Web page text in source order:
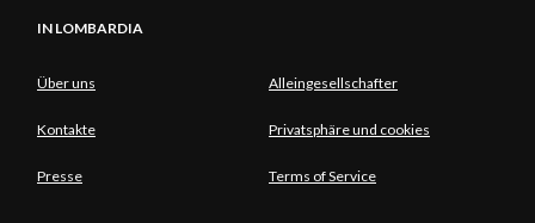
IN LOMBARDIA
Über uns Alleingesellschafter
Kontakte Privatsphäre und cookies
Presse Terms of Service